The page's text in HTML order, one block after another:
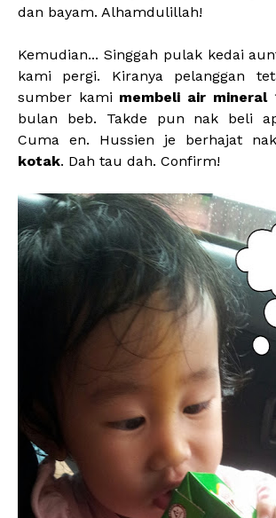
dan bayam. Alhamdulillah!
Kemudian... Singgah pulak kedai
kami pergi. Kiranya pelanggan
sumber kami membeli air mineral
bulan beb. Takde pun nak beli
Cuma en. Hussien je berhajat
kotak. Dah tau dah. Confirm!